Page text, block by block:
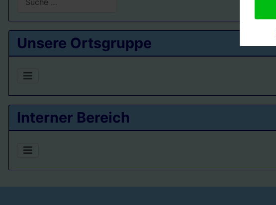
Type 2 or more characters for results.
Unsere Ortsgruppe
Interner Bereich